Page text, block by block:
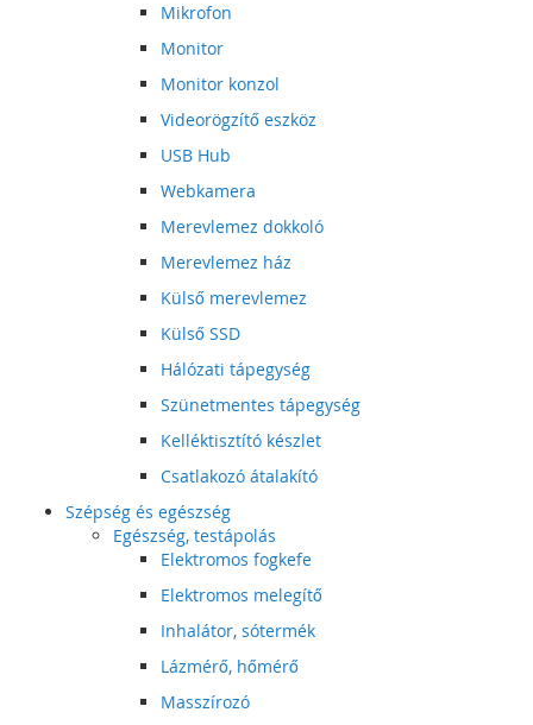
Mikrofon
Monitor
Monitor konzol
Videorögzítő eszköz
USB Hub
Webkamera
Merevlemez dokkoló
Merevlemez ház
Külső merevlemez
Külső SSD
Hálózati tápegység
Szünetmentes tápegység
Kelléktisztító készlet
Csatlakozó átalakító
Szépség és egészség
Egészség, testápolás
Elektromos fogkefe
Elektromos melegítő
Inhalátor, sótermék
Lázmérő, hőmérő
Masszírozó